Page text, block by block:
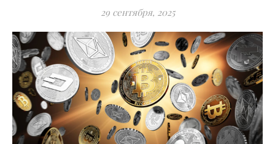
29 сентября, 2025